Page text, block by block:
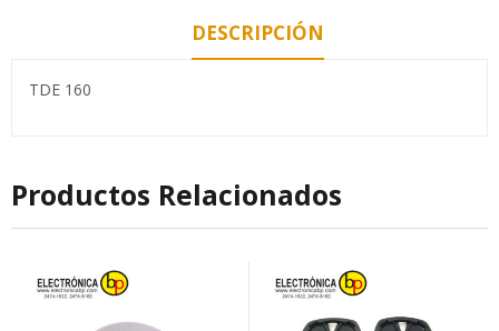
DESCRIPCIÓN
TDE 160
Productos Relacionados